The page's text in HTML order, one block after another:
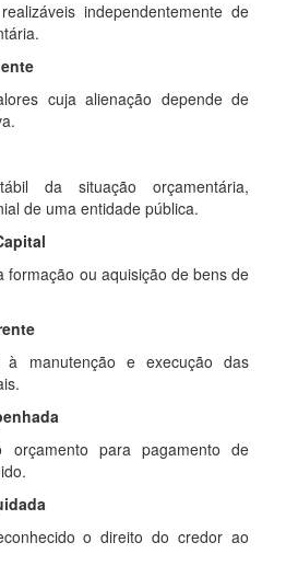
independentemente de
cuja alienação depende de
da situação orçamentária,
de uma entidade pública.
formação ou aquisição de bens de
à manutenção e execução das
orçamento para pagamento de
o direito do credor ao